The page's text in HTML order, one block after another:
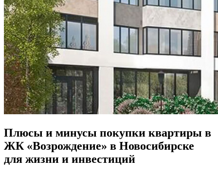
Плюсы и минусы покупки квартиры в
ЖК «Возрождение» в Новосибирске
для жизни и инвестиций